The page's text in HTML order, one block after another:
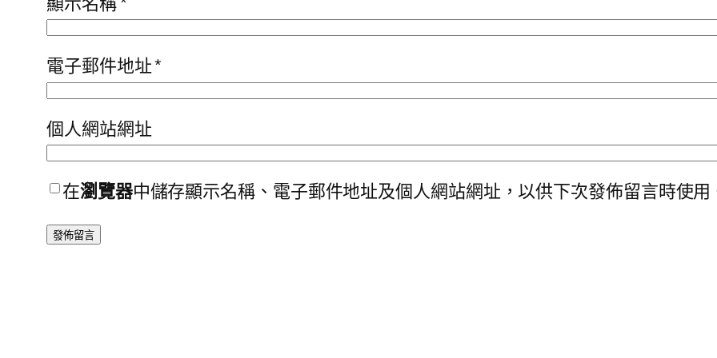
電子郵件地址*
個人網站網址
在瀏覽器中儲存顯示名稱、電子郵件地址及個人網站網址，以供下次發佈留言時使用